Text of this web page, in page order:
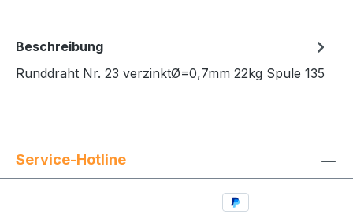
Beschreibung
Runddraht Nr. 23 verzinktØ=0,7mm 22kg Spule 135
Service-Hotline